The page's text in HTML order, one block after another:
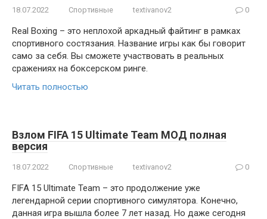
18.07.2022 Спортивные textivanov2 0
Real Boxing – это неплохой аркадный файтинг в рамках
спортивного состязания. Название игры как бы говорит
само за себя. Вы сможете участвовать в реальных
сражениях на боксерском ринге.
Читать полностью
Взлом FIFA 15 Ultimate Team МОД полная
версия
18.07.2022 Спортивные textivanov2 0
FIFA 15 Ultimate Team – это продолжение уже
легендарной серии спортивного симулятора. Конечно,
данная игра вышла более 7 лет назад. Но даже сегодня